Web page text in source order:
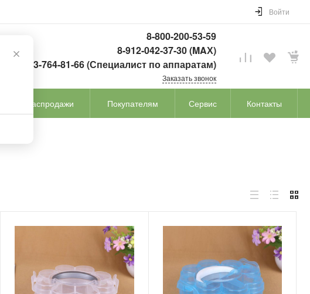
Войти
8-800-200-53-59
8-912-042-37-30 (MAХ)
8-963-764-81-66 (Специалист по аппаратам)
Заказать звонок
Распродажи Покупателям Сервис Контакты